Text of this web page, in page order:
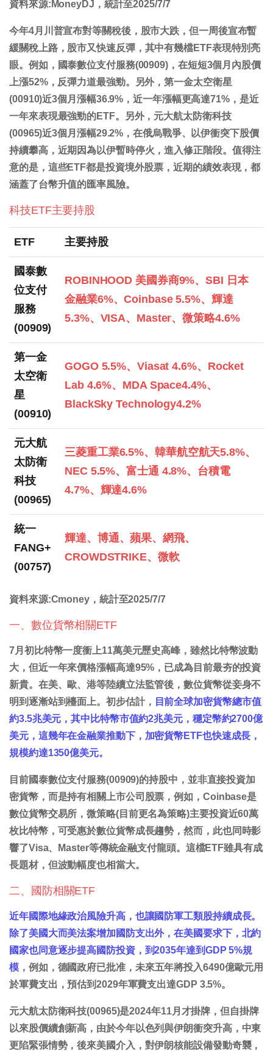
資料來源:MoneyDJ，統計至2025/7/7
今年4月川普宣布對等關稅後，股市大跌，但一周後宣布暫
緩關稅上路，股市又快速反彈，其中有幾檔ETF表現特別亮
眼。例如，國泰數位支付服務(00909)，在短短3個月內股價
上漲52%，反彈力道最強勁。另外，第一金太空衛星
(00910)近3個月漲幅36.9%，近一年漲幅更高達71%，是近
一年來表現最強勁的ETF。另外，元大航太防衛科技
(00965)近3個月漲幅29.2%，在俄烏戰爭、以伊衝突下股價
持續攀高，近期因為以伊暫時停火，進入修正階段。值得注
意的是，這些ETF都是投資境外股票，近期的績效表現，都
涵蓋了台幣升值的匯率風險。
科技ETF主要持股
ETF 主要持股
國泰數
位支付
服務
(00909)
ROBINHOOD 美國券商9%、SBI 日本
金融業6%、Coinbase 5.5%、輝達
5.3%、VISA、Master、微策略4.6%
第一金
太空衛
星
(00910)
GOGO 5.5%、Viasat 4.6%、Rocket
Lab 4.6%、MDA Space4.4%、
BlackSky Technology4.2%
元大航
太防衛
科技
(00965)
三菱重工業6.5%、韓華航空航天5.8%、
NEC 5.5%、富士通 4.8%、台積電
4.7%、輝達4.6%
統一
FANG+
(00757)
輝達、博通、蘋果、網飛、
CROWDSTRIKE、微軟
資料來源:Cmoney，統計至2025/7/7
一、數位貨幣相關ETF
7月初比特幣一度衝上11萬美元歷史高峰，雖然比特幣波動
大，但近一年來價格漲幅高達95%，已成為目前最夯的投資
新貴。在美、歐、港等陸續立法監管後，數位貨幣從妾身不
明到逐漸站到檯面上。初步估計， 目前全球加密貨幣總市值
約3.5兆美元，其中比特幣市值約2兆美元，穩定幣約2700億
美元，這幾年在金融業推動下，加密貨幣ETF也快速成長，
規模約達1350億美元。
目前國泰數位支付服務(00909)的持股中，並非直接投資加
密貨幣，而是持有相關上市公司股票，例如，Coinbase是
數位貨幣交易所，微策略(目前更名為策略)主要投資近60萬
枚比特幣，可受惠於數位貨幣成長趨勢，然而，此也同時影
響了Visa、Master等傳統金融支付龍頭。這檔ETF雖具有成
長題材，但波動幅度也相當大。
二、國防相關ETF
近年國際地緣政治風險升高，也讓國防軍工類股持續成長。
除了美國大而美法案增加國防支出外，在美國要求下，北約
國家也同意逐步提高國防投資，到2035年達到GDP 5%規
模，例如，德國政府已批准，未來五年將投入6490億歐元用
於軍費支出，預估到2029年軍費支出達GDP 3.5%。
元大航太防衛科技(00965)是2024年11月才掛牌，但自掛牌
以來股價續創新高，由於今年以色列與伊朗衝突升高，中東
更陷緊張情勢，後來美國介入，對伊朗核能設備發動奇襲，